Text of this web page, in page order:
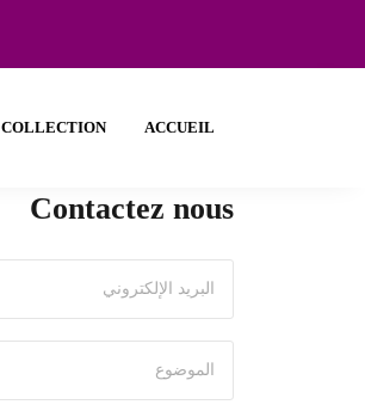
ACCUEIL
COLLECTION
Contactez nous